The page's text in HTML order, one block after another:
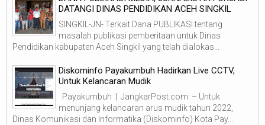
DATANGI DINAS PENDIDIKAN ACEH SINGKIL
SINGKIL-JN- Terkait Dana PUBLIKASI tentang
masalah publikasi pemberitaan untuk Dinas
Pendidikan kabupaten Aceh Singkil yang telah dialokas...
Diskominfo Payakumbuh Hadirkan Live CCTV,
Untuk Kelancaran Mudik
Payakumbuh | JangkarPost.com – Untuk
menunjang kelancaran arus mudik tahun 2022,
Dinas Komunikasi dan Informatika (Diskominfo) Kota Pay...